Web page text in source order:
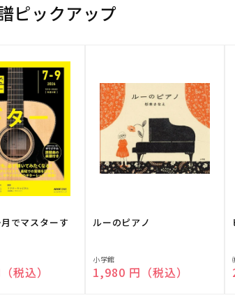
ピックアップ
でマスターす
税込）
ルーのピアノ
販
売
小学館
通常価格
1,980 円（税込）